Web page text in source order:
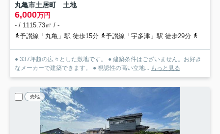
丸亀市土居町 土地
6,000万円
- / 1115.73㎡ / -
予讃線「丸亀」駅 徒歩15分
予讃線「宇多津」駅 徒歩29分
● 337坪超の広々とした敷地です。 ● 建築条件はございません。お好き
なメーカーで建築できます。 ● 視認性の高い立地...
もっと見る
売地